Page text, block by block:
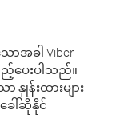
ခါ Viber
ေးပါသည်။
န်းထားများ
ေါ်ဆိုနိုင်